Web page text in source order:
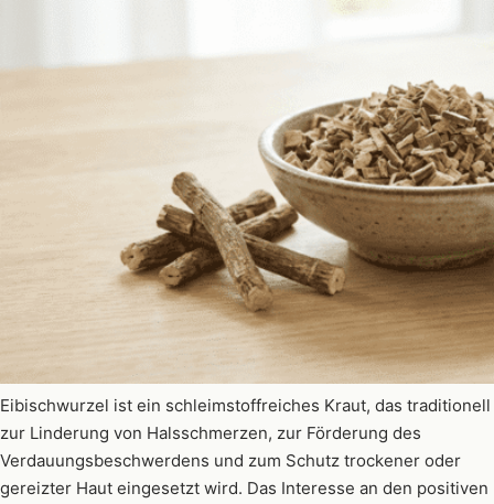
Eibischwurzel ist ein schleimstoffreiches Kraut, das traditionell
zur Linderung von Halsschmerzen, zur Förderung des
Verdauungsbeschwerdens und zum Schutz trockener oder
gereizter Haut eingesetzt wird. Das Interesse an den positiven